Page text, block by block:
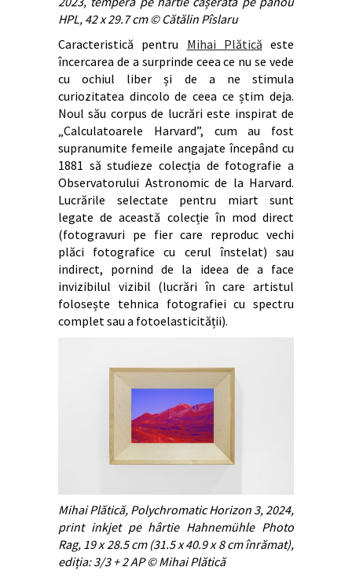
HPL, 42 x 29.7 cm © Cătălin Pîslaru
Caracteristică pentru Mihai Plătică este
încercarea de a surprinde ceea ce nu se vede
cu ochiul liber și de a ne stimula
curiozitatea dincolo de ceea ce știm deja.
Noul său corpus de lucrări este inspirat de
„Calculatoarele Harvard”, cum au fost
supranumite femeile angajate începând cu
1881 să studieze colecția de fotografie a
Observatorului Astronomic de la Harvard.
Lucrările selectate pentru miart sunt
legate de această colecție în mod direct
(fotogravuri pe fier care reproduc vechi
plăci fotografice cu cerul înstelat) sau
indirect, pornind de la ideea de a face
invizibilul vizibil (lucrări în care artistul
folosește tehnica fotografiei cu spectru
complet sau a fotoelasticității).
Mihai Plătică, Polychromatic Horizon 3, 2024,
print inkjet pe hârtie Hahnemühle Photo
Rag, 19 x 28.5 cm (31.5 x 40.9 x 8 cm înrămat),
ediția: 3/3 + 2 AP © Mihai Plătică